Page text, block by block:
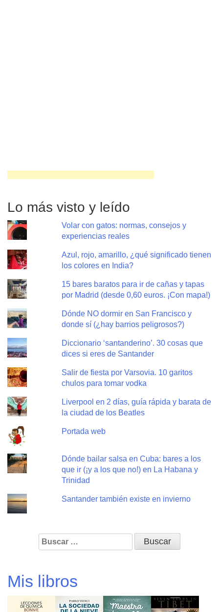
Lo más visto y leído
Volar con gatos: normas, consejos y
experiencias reales
Azul, rojo, amarillo, ¿qué significado tienen
los colores en India?
15 bares baratos para ir de cañas y tapas
por Madrid (desde 0,60 euros. ¡Con mapa!)
Dónde NO dormir en San Francisco y
donde sí (¿hay barrios peligrosos?)
Diccionario ‘santanderino’. 30 cosas que
dices si eres de Santander
Salir de fiesta por Varsovia. 10 garitos
chulos para tomar vodka
Liverpool en 2 días, guía rápida y barata de
la ciudad de los Beatles
Portada web
Dónde bailar salsa en Cuba: bares a los
que ir (¡y a los que no!) en La Habana y
Trinidad
Santander también existe en invierno
Buscar:
Mis libros